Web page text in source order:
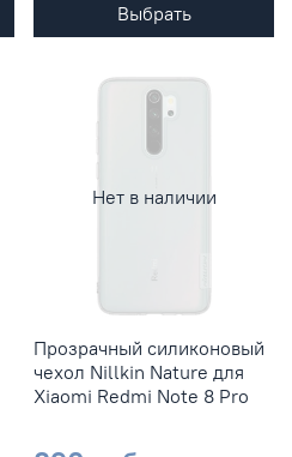
Выбрать
Нет в наличии
Прозрачный силиконовый
чехол Nillkin Nature для
Xiaomi Redmi Note 8 Pro